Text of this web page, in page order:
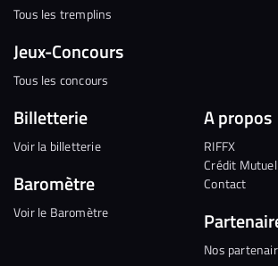
Tous les tremplins
Jeux-Concours
Tous les concours
Billetterie
Voir la billetterie
Baromètre
Voir le Baromètre
A propos
RIFFX
Crédit Mutuel
Contact
Nos